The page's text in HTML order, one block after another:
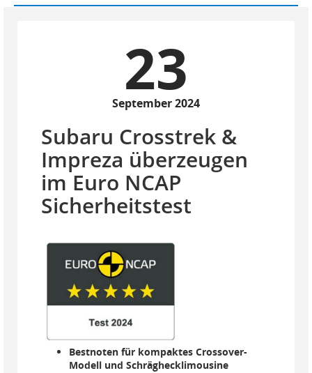
23
September 2024
Subaru Crosstrek &
Impreza überzeugen
im Euro NCAP
Sicherheitstest
Bestnoten für kompaktes Crossover-
Modell und Schräghecklimousine